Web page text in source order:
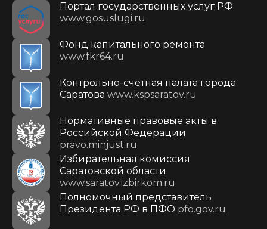
Портал государственных услуг РФ
www.gosuslugi.ru
Фонд капитального ремонта
www.fkr64.ru
Контрольно-счетная палата города
Саратова www.kspsaratov.ru
Нормативные правовые акты в
Российской Федерации
pravo.minjust.ru
Избирательная комиссия
Саратовской области
www.saratov.izbirkom.ru
Полномочный представитель
Президента РФ в ПФО pfo.gov.ru